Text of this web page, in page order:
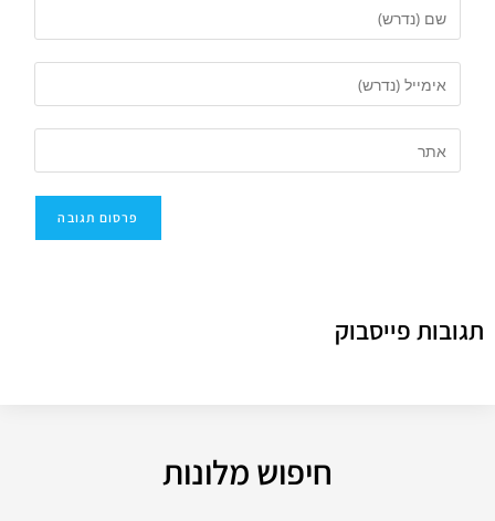
תגובות פייסבוק
חיפוש מלונות